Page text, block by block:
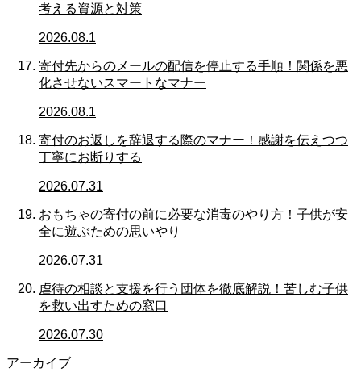
考える資源と対策
2026.08.1
寄付先からのメールの配信を停止する手順！関係を悪
化させないスマートなマナー
2026.08.1
寄付のお返しを辞退する際のマナー！感謝を伝えつつ
丁寧にお断りする
2026.07.31
おもちゃの寄付の前に必要な消毒のやり方！子供が安
全に遊ぶための思いやり
2026.07.31
虐待の相談と支援を行う団体を徹底解説！苦しむ子供
を救い出すための窓口
2026.07.30
アーカイブ